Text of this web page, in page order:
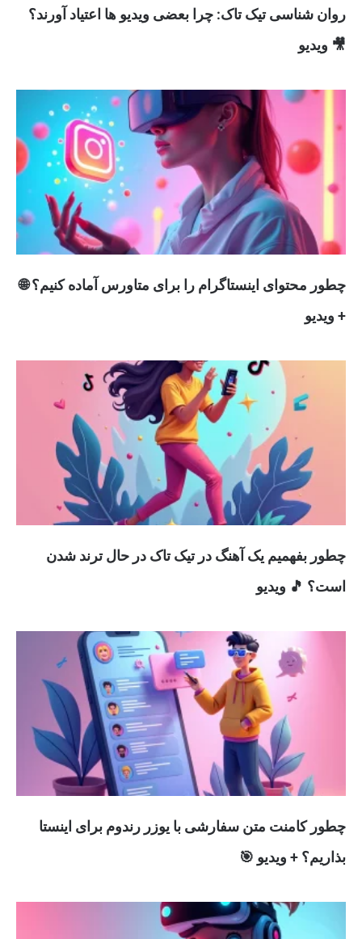
روان شناسی تیک تاک: چرا بعضی ویدیو ها اعتیاد آورند؟
🎥 ویدیو
چطور محتوای اینستاگرام را برای متاورس آماده کنیم؟ 🌐
+ ویدیو
چطور بفهمیم یک آهنگ در تیک تاک در حال ترند شدن
است؟ 🎵 ویدیو
چطور کامنت متن سفارشی با یوزر رندوم برای اینستا
بذاریم؟ + ویدیو 🎯